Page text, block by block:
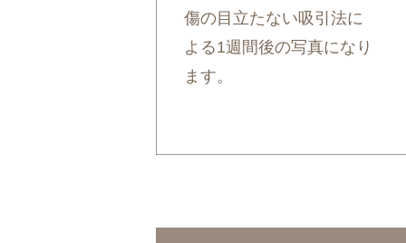
傷の目立たない吸引法に
よる1週間後の写真になり
ます。